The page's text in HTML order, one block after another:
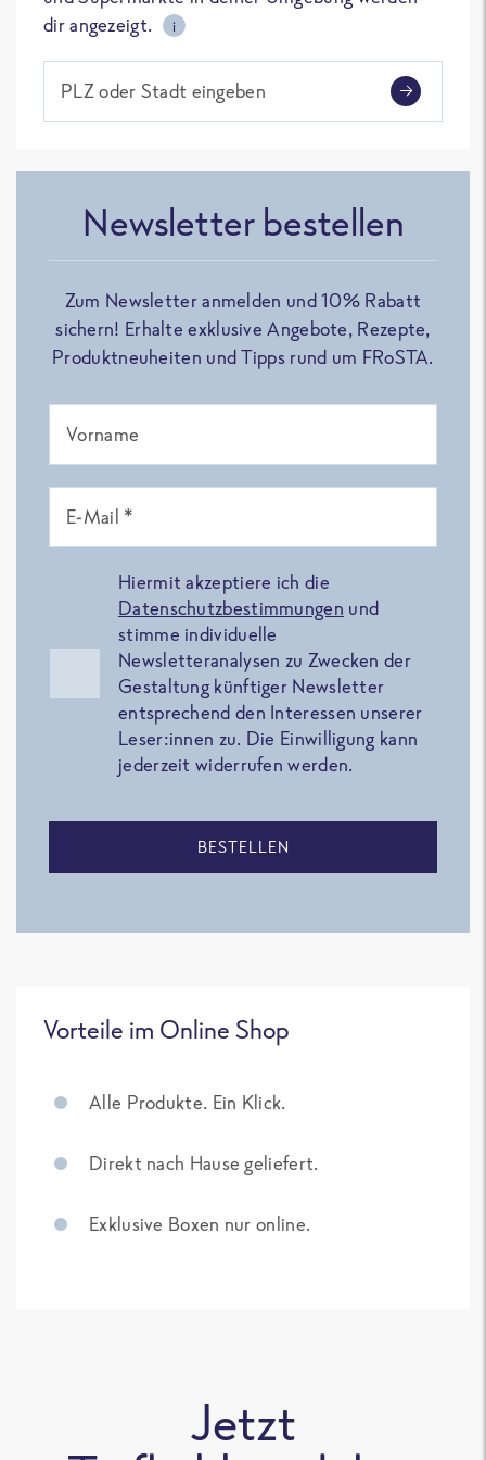
dir angezeigt.
i
PLZ oder Stadt eingeben
Newsletter bestellen
Zum Newsletter anmelden und 10% Rabatt
sichern! Erhalte exklusive Angebote, Rezepte,
Produktneuheiten und Tipps rund um FRoSTA.
Vorname
E-Mail *
Hiermit akzeptiere ich die
Datenschutzbestimmungen und
stimme individuelle
Newsletteranalysen zu Zwecken der
Gestaltung künftiger Newsletter
entsprechend den Interessen unserer
Leser:innen zu. Die Einwilligung kann
jederzeit widerrufen werden.
BESTELLEN
Vorteile im Online Shop
Alle Produkte. Ein Klick.
Direkt nach Hause geliefert.
Exklusive Boxen nur online.
Jetzt